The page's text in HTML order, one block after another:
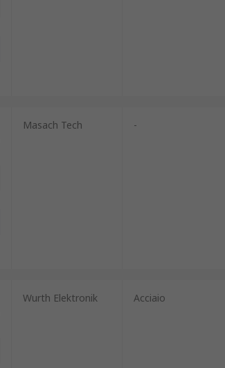
Masach Tech -
Wurth Elektronik Acciaio